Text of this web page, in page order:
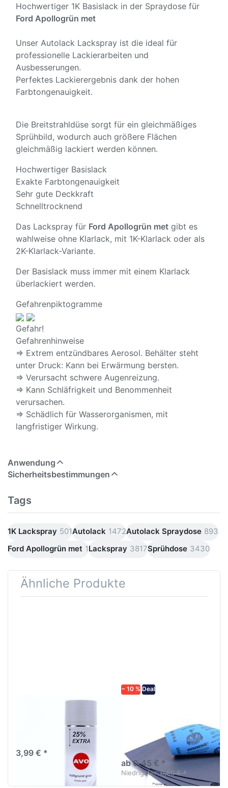
Hochwertiger 1K Basislack in der Spraydose für
Ford Apollogrün met
Unser Autolack Lackspray ist die ideal für
professionelle Lackierarbeiten und
Ausbesserungen.
Perfektes Lackierergebnis dank der hohen
Farbtongenauigkeit.
Die Breitstrahldüse sorgt für ein gleichmäßiges
Sprühbild, wodurch auch größere Flächen
gleichmäßig lackiert werden können.
Hochwertiger Basislack
Exakte Farbtongenauigkeit
Sehr gute Deckkraft
Schnelltrocknend
Das Lackspray für Ford Apollogrün met gibt es
wahlweise ohne Klarlack, mit 1K-Klarlack oder als
2K-Klarlack-Variante.
Der Basislack muss immer mit einem Klarlack
überlackiert werden.
Gefahrenpiktogramme
Gefahr!
Gefahrenhinweise
⇒ Extrem entzündbares Aerosol. Behälter steht
unter Druck: Kann bei Erwärmung bersten.
⇒ Verursacht schwere Augenreizung.
⇒ Kann Schläfrigkeit und Benommenheit
verursachen.
⇒ Schädlich für Wasserorganismen, mit
langfristiger Wirkung.
Anwendung
Sicherheitsbestimmungen
Tags
1K Lackspray 501Autolack 1472Autolack Spraydose 893
Ford Apollogrün met 1Lackspray 3817Sprühdose 3430
Ähnliche Produkte
3,99 € *
− 10 % Deal
diversen Körnungen
Nass-Schleifpapier zur nass
und trocken anwendung
ab 0,45 € *
Niedrigster:0,50 € *